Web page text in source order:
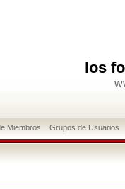
los
Miembros Grupos de Usuarios